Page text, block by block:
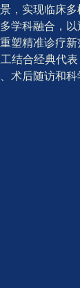
，实现临床
学科融合，
塑精准诊疗
结合经典代
术后随访和